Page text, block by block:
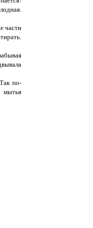
части
Так по-
мытья